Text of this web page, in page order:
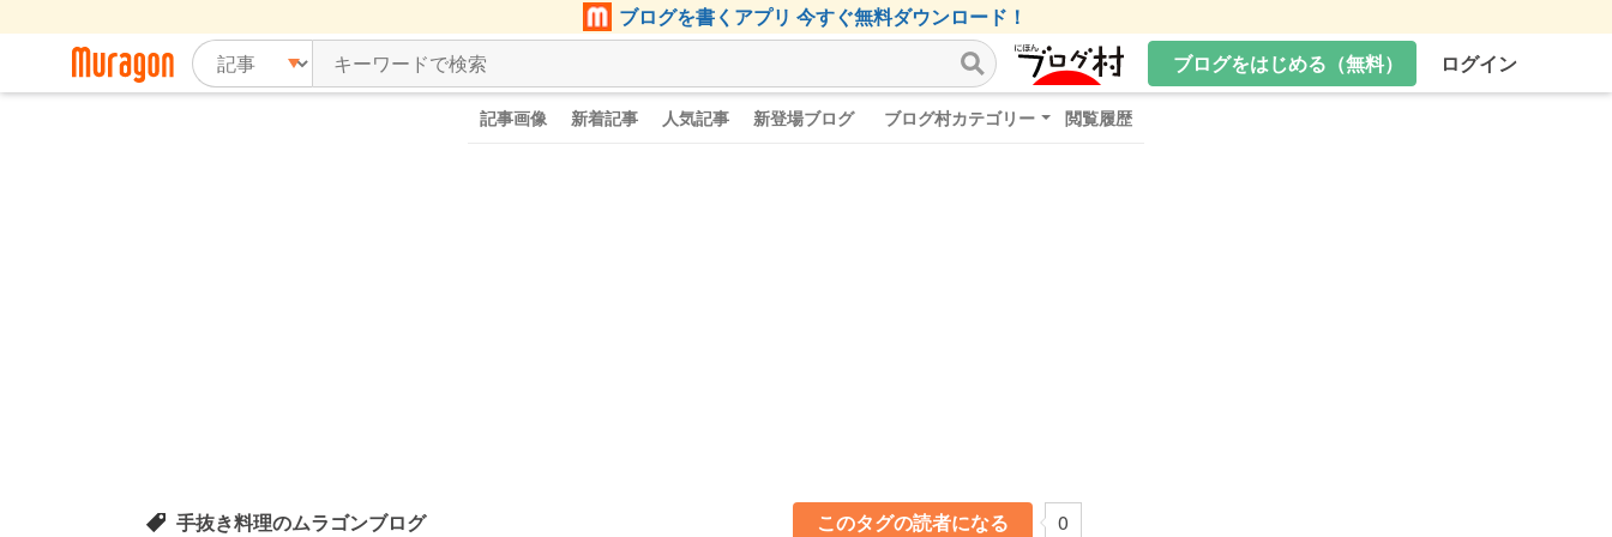
ブログを書くアプリ 今すぐ無料ダウンロード！
ブログをはじめる（無料）
ログイン
記事画像 新着記事 人気記事 新登場ブログ ブログ村カテゴリー 閲覧履歴
手抜き料理のムラゴンブログ このタグの読者になる 0